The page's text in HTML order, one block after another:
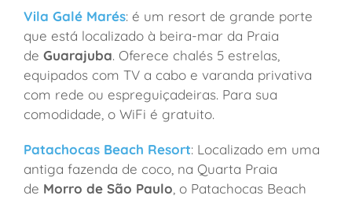
Vila Galé Marés: é um resort de grande porte
que está localizado à beira-mar da Praia
de Guarajuba. Oferece chalés 5 estrelas,
equipados com TV a cabo e varanda privativa
com rede ou espreguiçadeiras. Para sua
comodidade, o WiFi é gratuito.
Patachocas Beach Resort: Localizado em uma
antiga fazenda de coco, na Quarta Praia
de Morro de São Paulo , o Patachocas Beach